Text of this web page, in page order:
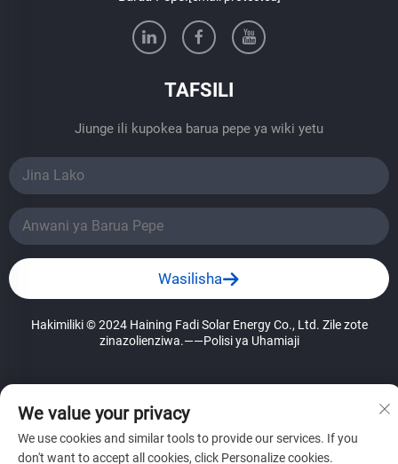
TAFSILI
Jiunge ili kupokea barua pepe ya wiki yetu
Wasilisha
Hakimiliki © 2024 Haining Fadi Solar Energy Co., Ltd. Zile zote
zinazolienziwa.——Polisi ya Uhamiaji
We value your privacy
We use cookies and similar tools to provide our services. If you
don't want to accept all cookies, click Personalize cookies.